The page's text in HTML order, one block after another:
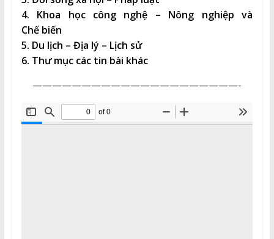
4. Khoa học công nghệ – Nông nghiệp và
Chế biến
5. Du lịch – Địa lý – Lịch sử
6. Thư mục các tin bài khác
—————————————————————-